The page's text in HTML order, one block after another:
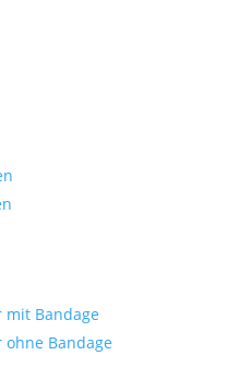
mit Bandage
Bandage